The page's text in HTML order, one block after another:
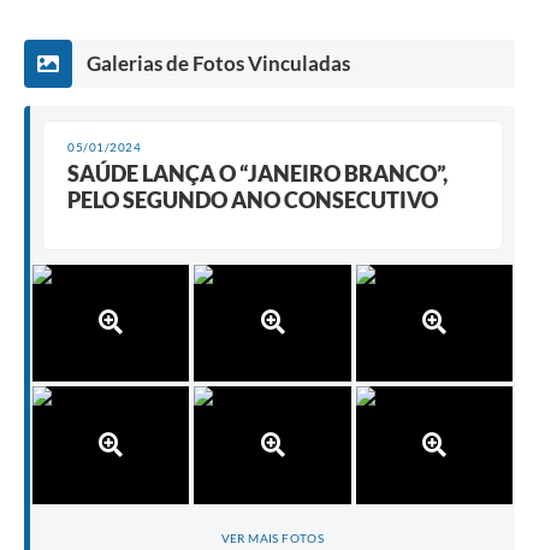
Galerias de Fotos Vinculadas
05/01/2024
SAÚDE LANÇA O “JANEIRO BRANCO”,
PELO SEGUNDO ANO CONSECUTIVO
VER MAIS FOTOS